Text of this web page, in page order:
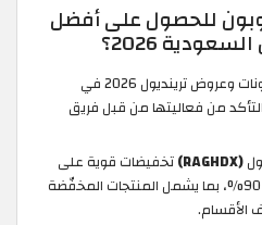
للحصول على أفضل
2026؟
تحديث يومي لأحدث كوبونات وعروض ترينديول 2026 في
من فعاليتها من قبل فريق
(RAGHDX)
تخفيضات قوية على
منتجات مختارة تصل إلى 90%، بما يشمل المنتجات المخفّضة
الأقسام.